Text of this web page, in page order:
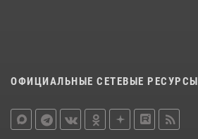
ОФИЦИАЛЬНЫЕ СЕТЕВЫЕ РЕСУРСЫ